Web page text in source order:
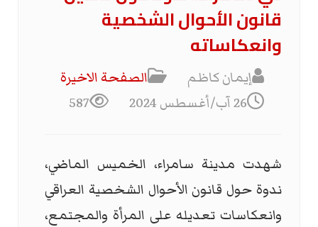
قانون الأحوال الشخصية
وانعكاساته
إيمان كاظم
الصفحة الاخیرة
26 آب/أغسطس 2024
587
شهدت مدينة سامراء، الخميس الماضي،
ندوة حول قانون الأحوال الشخصية العراقي
وانعكاسات تعديله على المرأة والمجتمع،